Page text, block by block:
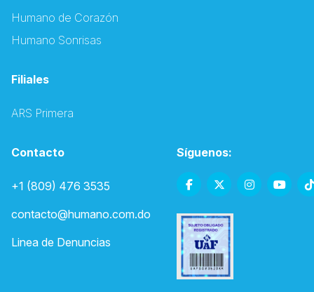
Humano de Corazón
Humano Sonrisas
Filiales
ARS Primera
Contacto
+1 (809) 476 3535
contacto@humano.com.do
Linea de Denuncias
Síguenos: